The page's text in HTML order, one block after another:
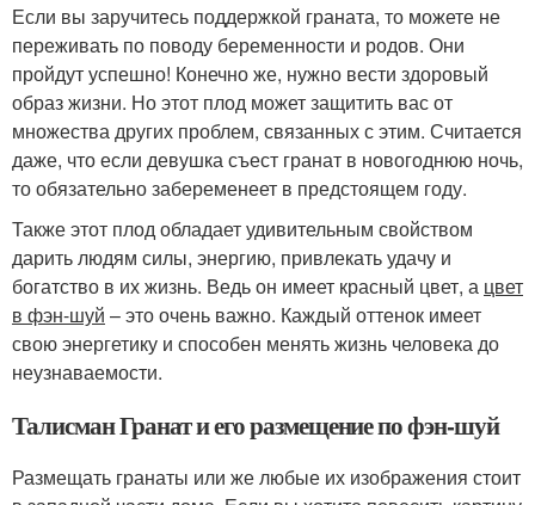
Если вы заручитесь поддержкой граната, то можете не
переживать по поводу беременности и родов. Они
пройдут успешно! Конечно же, нужно вести здоровый
образ жизни. Но этот плод может защитить вас от
множества других проблем, связанных с этим. Считается
даже, что если девушка съест гранат в новогоднюю ночь,
то обязательно забеременеет в предстоящем году.
Также этот плод обладает удивительным свойством
дарить людям силы, энергию, привлекать удачу и
богатство в их жизнь. Ведь он имеет красный цвет, а цвет
в фэн-шуй – это очень важно. Каждый оттенок имеет
свою энергетику и способен менять жизнь человека до
неузнаваемости.
Талисман Гранат и его размещение по фэн-шуй
Размещать гранаты или же любые их изображения стоит